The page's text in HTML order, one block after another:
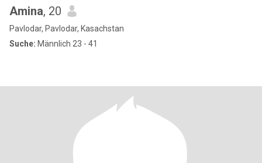
Amina, 20
Pavlodar, Pavlodar, Kasachstan
Suche: Männlich 23 - 41